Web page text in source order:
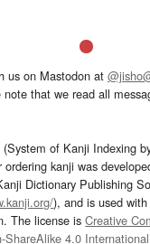
us on Mastodon at
note that we read all
of Kanji Indexing
ordering kanji was
Dictionary Publishing
), and is used
The license isCreative
ShareAlike 4.0 International